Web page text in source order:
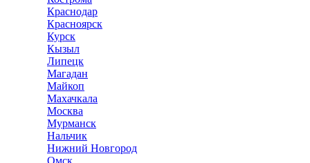
Краснодар
Красноярск
Курск
Кызыл
Липецк
Магадан
Майкоп
Махачкала
Москва
Мурманск
Нальчик
Нижний Новгород
Омск